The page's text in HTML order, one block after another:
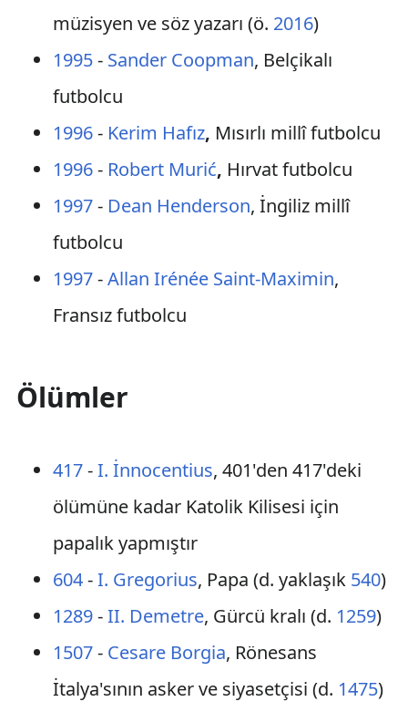
müzisyen ve söz yazarı (ö. 2016)
1995- Sander Coopman, Belçikalı
futbolcu
1996- Kerim Hafız, Mısırlı millî futbolcu
1996- Robert Murić, Hırvat futbolcu
1997- Dean Henderson, İngiliz millî
futbolcu
1997-Allan Irénée Saint-Maximin,
Fransız futbolcu
Ölümler
417-I. İnnocentius, 401'den 417'deki
ölümüne kadar Katolik Kilisesi için
papalık yapmıştır
604-I. Gregorius, Papa (d. yaklaşık 540)
1289-II. Demetre, Gürcü kralı (d. 1259)
1507- Cesare Borgia, Rönesans
İtalya'sının asker ve siyasetçisi (d. 1475)